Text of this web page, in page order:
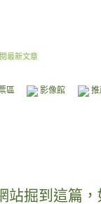
最新文章
區 影像館
站掘到這篇